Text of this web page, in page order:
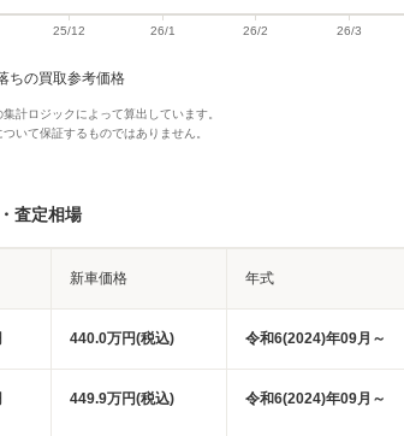
ちの買取参考価格
計ロジックによって算出しています。
いて保証するものではありません。
査定相場
新車価格 年式
440.0万円(税込) 令和6(2024)年09月～
449.9万円(税込) 令和6(2024)年09月～